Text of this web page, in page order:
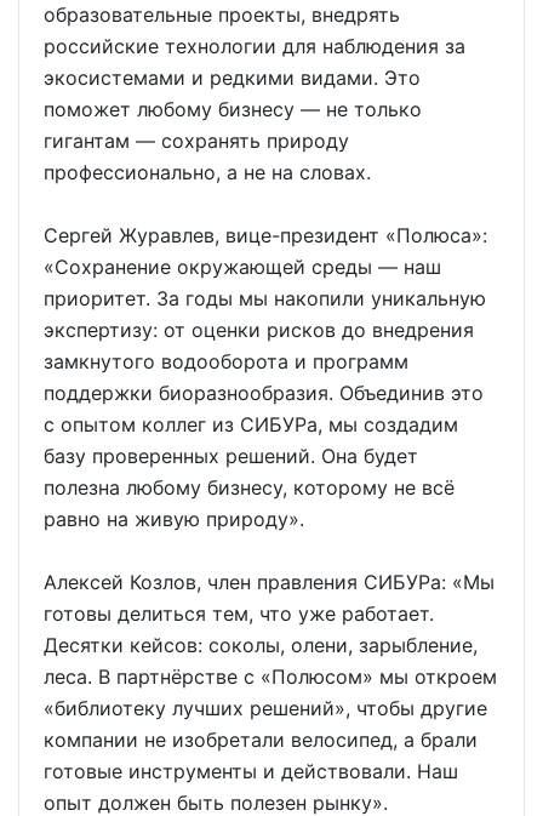
образовательные проекты, внедрять
российские технологии для наблюдения за
экосистемами и редкими видами. Это
поможет любому бизнесу — не только
гигантам — сохранять природу
профессионально, а не на словах.
Сергей Журавлев, вице-президент «Полюса»:
«Сохранение окружающей среды — наш
приоритет. За годы мы накопили уникальную
экспертизу: от оценки рисков до внедрения
замкнутого водооборота и программ
поддержки биоразнообразия. Объединив это
с опытом коллег из СИБУРа, мы создадим
базу проверенных решений. Она будет
полезна любому бизнесу, которому не всё
равно на живую природу».
Алексей Козлов, член правления СИБУРа: «Мы
готовы делиться тем, что уже работает.
Десятки кейсов: соколы, олени, зарыбление,
леса. В партнёрстве с «Полюсом» мы откроем
«библиотеку лучших решений», чтобы другие
компании не изобретали велосипед, а брали
готовые инструменты и действовали. Наш
опыт должен быть полезен рынку».